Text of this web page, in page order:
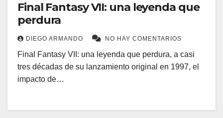
Final Fantasy VII: una leyenda que
perdura
DIEGO ARMANDO NO HAY COMENTARIOS
Final Fantasy VII: una leyenda que perdura, a casi
tres décadas de su lanzamiento original en 1997, el
impacto de…